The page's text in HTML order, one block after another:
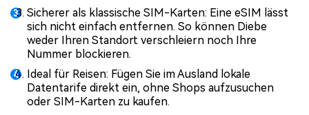
Sicherer als klassische SIM-Karten: Eine eSIM lässt
sich nicht einfach entfernen. So können Diebe
weder Ihren Standort verschleiern noch Ihre
Nummer blockieren.
Ideal für Reisen: Fügen Sie im Ausland lokale
Datentarife direkt ein, ohne Shops aufzusuchen
oder SIM-Karten zu kaufen.